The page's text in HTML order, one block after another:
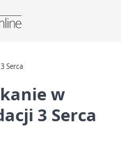
Serca
w
3 Serca